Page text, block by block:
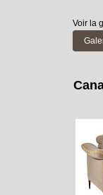
Voir la